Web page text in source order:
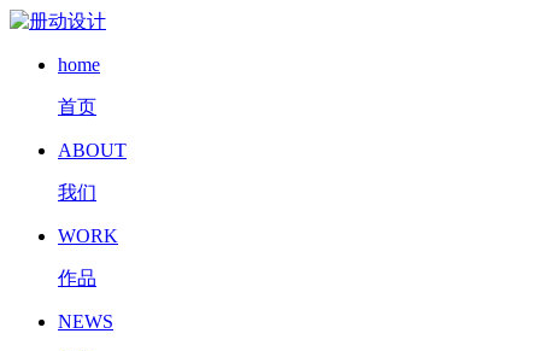
home
首页
ABOUT
我们
WORK
作品
NEWS